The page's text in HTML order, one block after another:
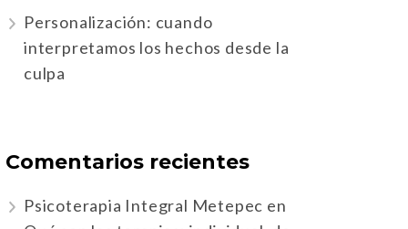
Personalización: cuando
interpretamos los hechos desde la
culpa
Comentarios recientes
Psicoterapia Integral Metepec en